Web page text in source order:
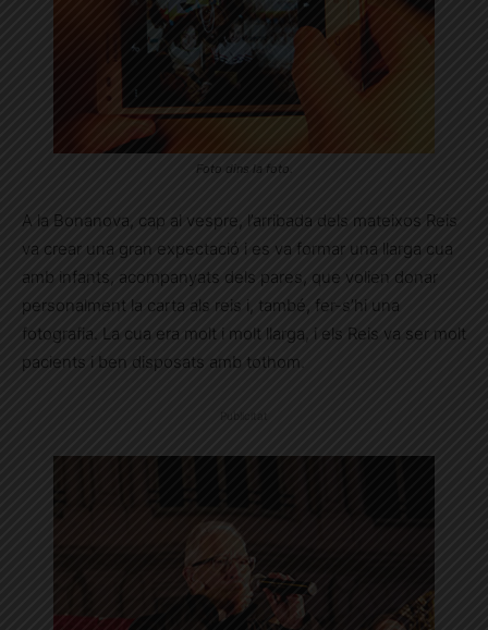
Foto dins la foto.
A la Bonanova, cap al vespre, l’arribada dels mateixos Reis
va crear una gran expectació i es va formar una llarga cua
amb infants, acompanyats dels pares, que volien donar
personalment la carta als reis i, també, fer-s’hi una
fotografia. La cua era molt i molt llarga, i els Reis va ser molt
pacients i ben disposats amb tothom.